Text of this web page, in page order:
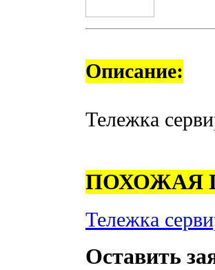
Описание:
Тележка
ПОХОЖАЯ
Тележка
Оставить